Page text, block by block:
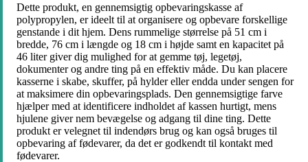
Dette produkt, en gennemsigtig opbevaringskasse af
polypropylen, er ideelt til at organisere og opbevare forskellige
genstande i dit hjem. Dens rummelige størrelse på 51 cm i
bredde, 76 cm i længde og 18 cm i højde samt en kapacitet på
46 liter giver dig mulighed for at gemme tøj, legetøj,
dokumenter og andre ting på en effektiv måde. Du kan placere
kasserne i skabe, skuffer, på hylder eller endda under sengen for
at maksimere din opbevaringsplads. Den gennemsigtige farve
hjælper med at identificere indholdet af kassen hurtigt, mens
hjulene giver nem bevægelse og adgang til dine ting. Dette
produkt er velegnet til indendørs brug og kan også bruges til
opbevaring af fødevarer, da det er godkendt til kontakt med
fødevarer.